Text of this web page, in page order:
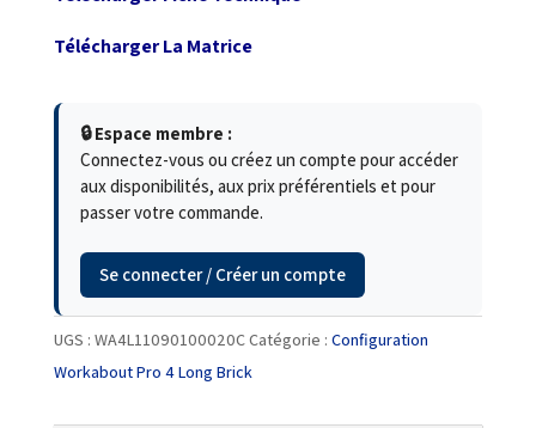
Télécharger La Matrice
🔒 Espace membre :
Connectez-vous ou créez un compte pour accéder
aux disponibilités, aux prix préférentiels et pour
passer votre commande.
Se connecter / Créer un compte
UGS : WA4L11090100020CCatégorie : Configuration
Workabout Pro 4 Long Brick